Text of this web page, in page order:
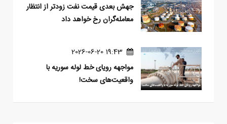
جهش بعدی قیمت نفت زودتر از انتظار
معامله‌گران رخ خواهد داد
19:43 2026-06-20
مواجهه رویای خط لوله سوریه با
واقعیت‌های سخت!